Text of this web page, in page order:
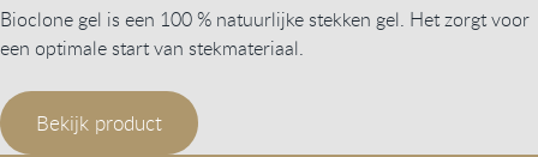
Bioclone gel is een 100 % natuurlijke stekken gel. Het zorgt voor
een optimale start van stekmateriaal.
Bekijk product